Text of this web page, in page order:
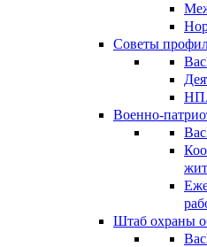
Советы
Военно-
Штаб охраны